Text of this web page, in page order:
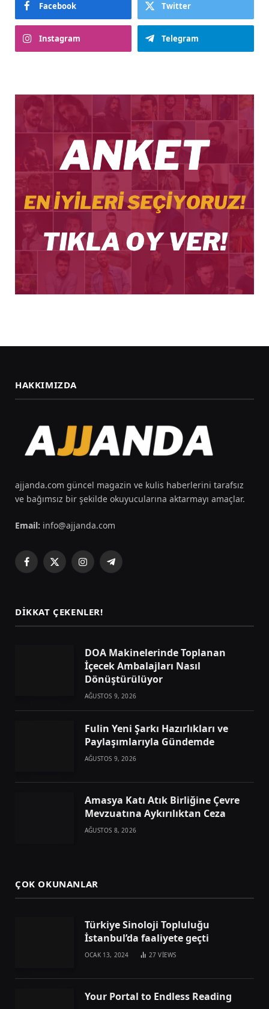
Facebook Twitter
Instagram Telegram
HAKKIMIZDA
ajjanda.com güncel magazin ve kulis haberlerini tarafsız
ve bağımsız bir şekilde okuyucularına aktarmayı amaçlar.
Email: info@ajjanda.com
Facebook
X
InstagramTelegram
DIKKAT ÇEKENLER!
DOA Makinelerinde Toplanan
İçecek Ambalajları Nasıl
Dönüştürülüyor
AĞUSTOS 9, 2026
Fulin Yeni Şarkı Hazırlıkları ve
Paylaşımlarıyla Gündemde
AĞUSTOS 9, 2026
Amasya Katı Atık Birliğine Çevre
Mevzuatına Aykırılıktan Ceza
AĞUSTOS 8, 2026
ÇOK OKUNANLAR
Türkiye Sinoloji Topluluğu
İstanbul’da faaliyete geçti
OCAK 13, 2024 27VIEWS
Your Portal to Endless Reading